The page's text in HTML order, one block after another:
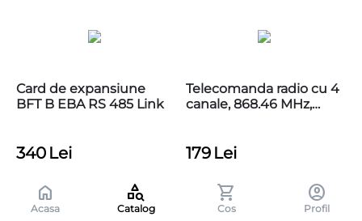
Card de expansiune
BFT B EBA RS 485 Link
340 Lei
Telecomanda radio cu 4
canale, 868.46 MHz,
179 Lei
Acasa Catalog Cos Profil